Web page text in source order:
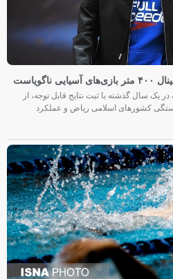
یک سال گذشته با ثبت نتایج قابل توجه، از
کشورهای اسلامی ریاض و عملکرد